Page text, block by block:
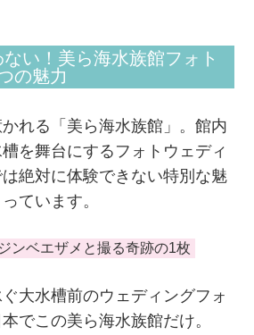
い！美ら海水族館フォト
の魅力
れる「美ら海水族館」。館内
を舞台にするフォトウェディ
絶対に体験できない特別な魅
ています。
ンベエザメと撮る奇跡の1枚
大水槽前のウェディングフォ
でこの美ら海水族館だけ。